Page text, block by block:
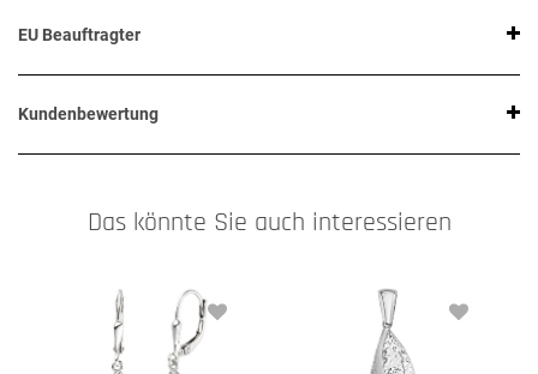
EU Beauftragter
Kundenbewertung
Das könnte Sie auch interessieren